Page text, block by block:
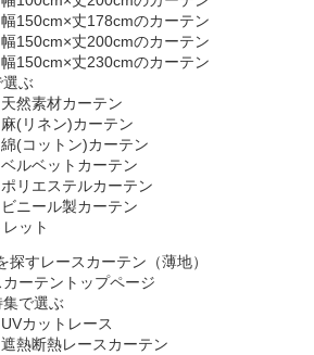
幅150cm×丈178cmのカーテン
幅150cm×丈200cmのカーテン
幅150cm×丈230cmのカーテン
選ぶ
天然素材カーテン
麻(リネン)カーテン
綿(コットン)カーテン
ベルベットカーテン
ポリエステルカーテン
ビニール製カーテン
ット
レースカーテン（薄地）
カーテントップページ
集で選ぶ
UVカットレース
遮熱断熱レースカーテン